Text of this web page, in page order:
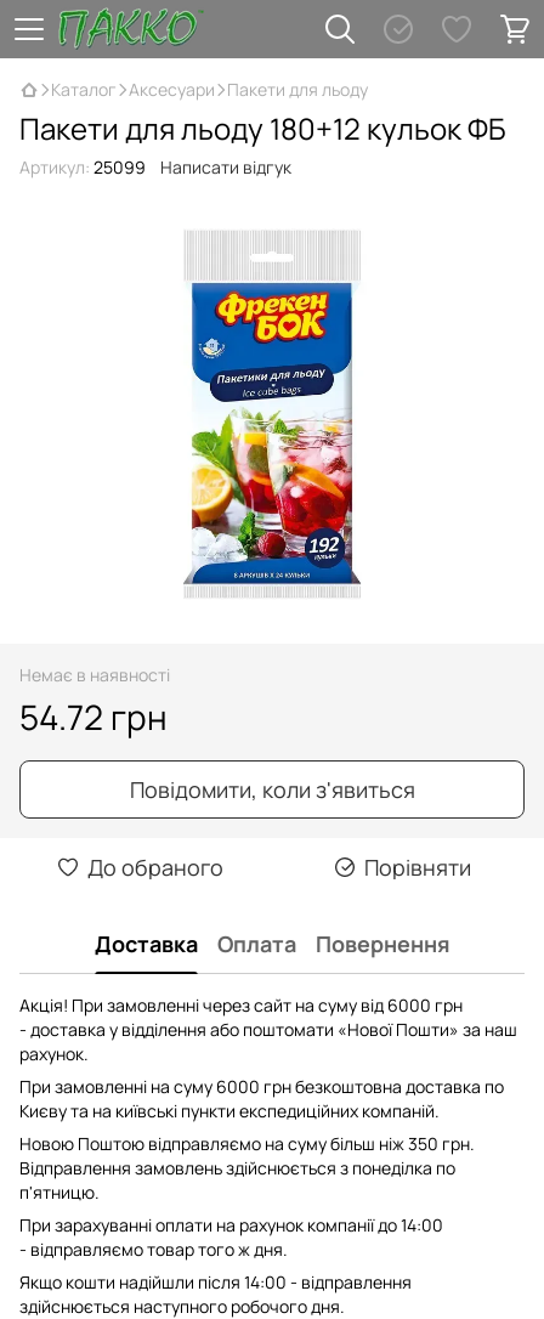
Каталог Аксесуари Пакети для льоду
Пакети для льоду 180+12 кульок ФБ
Артикул: 25099 Написати відгук
Немає в наявності
54.72 грн
Повідомити, коли з'явиться
До обраного Порівняти
Доставка Оплата Повернення
Акція! При замовленні через сайт на суму від 6000 грн
- доставка у відділення або поштомати «Нової Пошти» за наш
рахунок.
При замовленні на суму 6000 грн безкоштовна доставка по
Києву та на київські пункти експедиційних компаній.
Новою Поштою відправляємо на суму більш ніж 350 грн.
Відправлення замовлень здійснюється з понеділка по
п'ятницю.
При зарахуванні оплати на рахунок компанії до 14:00
- відправляємо товар того ж дня.
Якщо кошти надійшли після 14:00 - відправлення
здійснюється наступного робочого дня.